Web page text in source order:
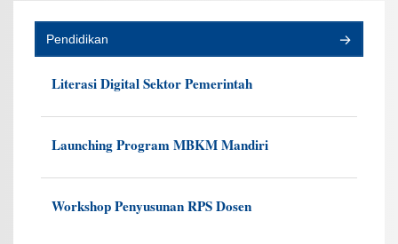
Pendidikan
Literasi Digital Sektor Pemerintah
Launching Program MBKM Mandiri
Workshop Penyusunan RPS Dosen